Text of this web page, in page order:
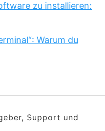
zu installieren:
Warum du
Support und